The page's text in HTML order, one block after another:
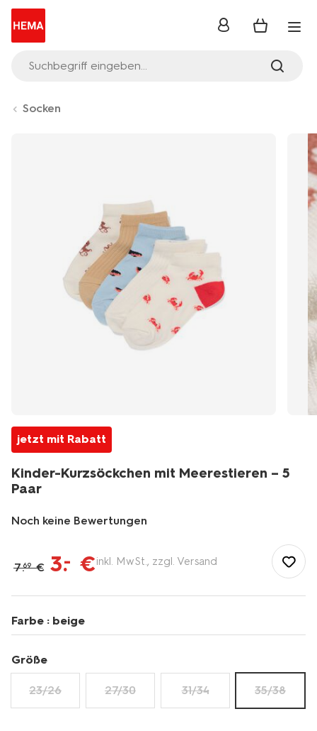
Suchbegriff eingeben...
Anmelden
Socken
jetzt mit Rabatt
Kinder-Kurzsöckchen mit Meerestieren – 5
Paar
Noch keine Bewertungen
de/kind/kindersocken-
kinderstrumpfhosen/kindersocken/kinder-
mit-
meerestieren-
%E2%80%93-
paar-
4320864.html
7.69 € 3.– €inkl. MwSt., zzgl. Versand
Farbe : beige
Größe
23/26 27/30 31/34 35/38